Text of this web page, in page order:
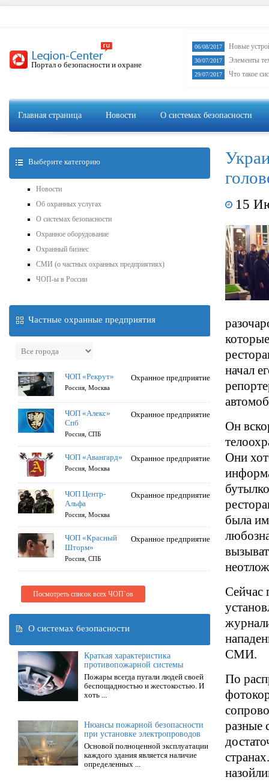
Портал о безопасности и охране
06/08/2017 Новые
30/07/2017 Элементы
29/07/2017 Что такое
Главная страница Новости О системах безопасности
15
начал
Он
Они
была
Сейчас
СМИ.
По
разные
Выберите категорию
Новости
Об охранных услугах
О системах безопасности
Охранное оборудование
Охранный бизнес
СМИ (о частных охранных предприятиях)
ЧОП-ы в России
Частные охранные предприятия
Охранное предприятие
ЧОП «Рекрут»
Россия, Москва
Охранное предприятие
ЧОП «Алекс»
Спб
Россия, СПБ
Охранное предприятие
ЧОП «Авангард»
Россия, Москва
Охранное предприятие
ЧОП Центр-
Альфа
Россия, Москва
Охранное предприятие
ЧОП «Красный
Шторм»
Россия, СПБ
Посмотреть список всех ЧОП`ов
О системах безопасности
Краткая характеристика
противопожарной системы
Пожары всегда пугали людей своей
беспощадностью и жестокостью. И
хоть ...
Нюансы пожарной безопасности
при установке электропроводов
Основой полноценной эксплуатации
каждого здания является наличие
определенных ...